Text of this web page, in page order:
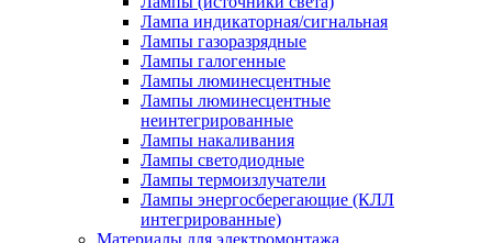
Лампа индикаторная/сигнальная
Лампы газоразрядные
Лампы галогенные
Лампы люминесцентные
Лампы люминесцентные
неинтегрированные
Лампы накаливания
Лампы светодиодные
Лампы термоизлучатели
Лампы энергосберегающие (КЛЛ
интегрированные)
Материалы для электромонтажа